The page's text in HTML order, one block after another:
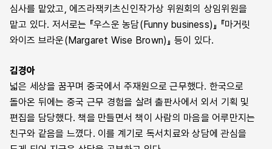
심사를 맡았고, 에즈라잭키츠신인작가상 위원회의 상임위원을
맡고 있다. 저서로는 『우스운 농담(Funny business)』 『마거릿
와이즈 브라운(Margaret Wise Brown)』 등이 있다.
김경아
넓은 세상을 꿈꾸며 중국에서 주재원으로 근무했다. 한국으로
돌아온 뒤에는 중국 근무 경험을 살려 출판사에서 외서 기획 및
편집을 담당했다. 책을 만들면서 책이 사람의 마음을 어루만지는
친구와 같음을 느꼈다. 이를 계기로 독서치료와 상담에 관심을